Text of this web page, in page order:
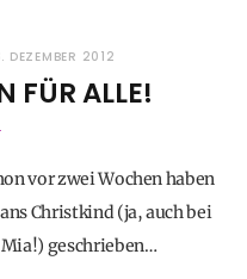
DEZEMBER 2012
FÜR ALLE!
vor zwei Wochen haben
Christkind (ja, auch bei
geschrieben…